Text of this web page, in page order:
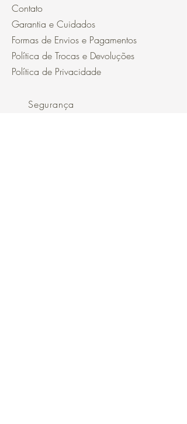
Contato
Garantia e Cuidados
Formas de Envios e Pagamentos
Política de Trocas e Devoluções
Política de Privacidade
Segurança